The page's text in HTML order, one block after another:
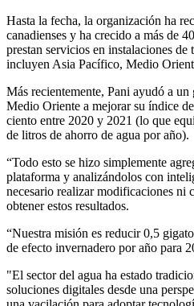
Hasta la fecha, la organización ha
canadienses y ha crecido a más de
prestan servicios en instalaciones
incluyen Asia Pacífico, Medio
Más recientemente, Pani ayudó a
Medio Oriente a mejorar su índice
ciento entre 2020 y 2021 (lo que
de litros de ahorro de agua por año).
“Todo esto se hizo simplemente
plataforma y analizándolos con
necesario realizar modificaciones ni
obtener estos resultados.
“Nuestra misión es reducir 0,5
de efecto invernadero por año para
"El sector del agua ha estado
soluciones digitales desde una